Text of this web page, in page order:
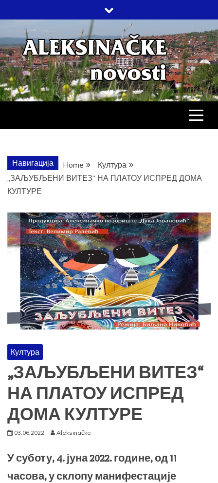
to
content
НОВОСТИ
ДРУШТВО, КУЛТУРА, ЕКОНОМИЈА,
СПОРТ, ПОСЛОВНИ ИМЕНИК,
Навигација Home
Култура
„ЗАЉУБЉЕНИ ВИТЕЗ“ НА ПЛАТОУ ИСПРЕД ДОМА
КУЛТУРЕ
Култура
„ЗАЉУБЉЕНИ ВИТЕЗ“
НА ПЛАТОУ ИСПРЕД
ДОМА КУЛТУРЕ
03.06.2022. Aleksinačke
У суботу, 4. јуна 2022. године, од 11
часова, у склопу манифестације